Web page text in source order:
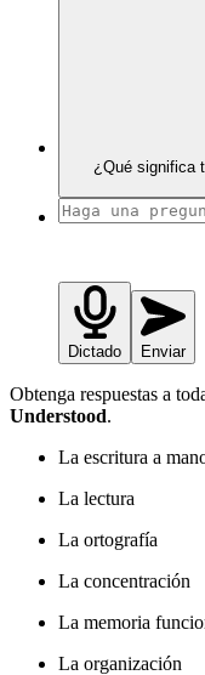
¿Qué significa
Dictado Enviar
Obtenga respuestas a
Understood.
La escritura a
La lectura
La ortografía
La concentración
La memoria
La organización